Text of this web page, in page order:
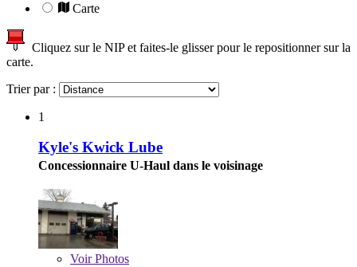
Carte
Cliquez sur le NIP et faites-le glisser pour le repositionner sur la
carte.
Trier par :
1
Kyle's Kwick Lube
Concessionnaire U-Haul dans le voisinage
VoirPhotos